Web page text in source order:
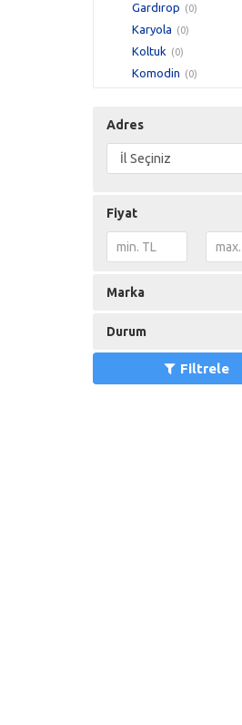
Gardırop (0)
Karyola (0)
Koltuk (0)
Komodin (0)
Adres
Fiyat
Marka
Durum
Filtrele